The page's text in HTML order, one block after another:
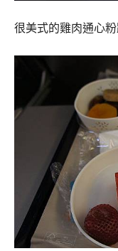
很美式的雞肉通心